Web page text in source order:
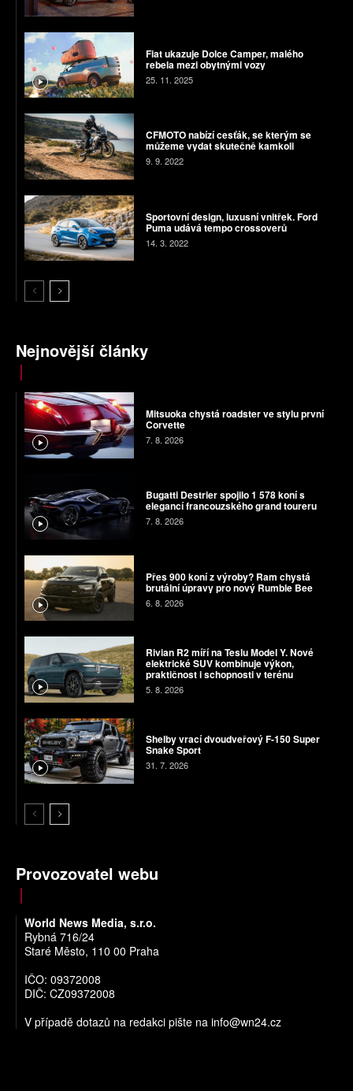
Fiat ukazuje Dolce Camper, malého
rebela mezi obytnými vozy
25. 11. 2025
CFMOTO nabízí cesťák, se kterým se
můžeme vydat skutečně kamkoli
9. 9. 2022
Sportovní design, luxusní vnitřek. Ford
Puma udává tempo crossoverů
14. 3. 2022
Nejnovější články
Mitsuoka chystá roadster ve stylu první
Corvette
7. 8. 2026
Bugatti Destrier spojilo 1 578 koní s
elegancí francouzského grand toureru
7. 8. 2026
Přes 900 koní z výroby? Ram chystá
brutální úpravy pro nový Rumble Bee
6. 8. 2026
Rivian R2 míří na Teslu Model Y. Nové
elektrické SUV kombinuje výkon,
praktičnost i schopnosti v terénu
5. 8. 2026
Shelby vrací dvoudveřový F-150 Super
Snake Sport
31. 7. 2026
Provozovatel webu
World News Media, s.r.o.
Rybná 716/24
Staré Město, 110 00 Praha
IČO: 09372008
DIČ: CZ09372008
V případě dotazů na redakci pište na info@wn24.cz